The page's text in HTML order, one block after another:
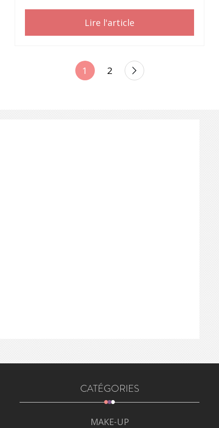
Lire l'article
POSTS 1 2
CATÉGORIES
MAKE-UP